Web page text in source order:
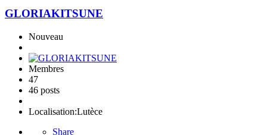
GLORIAKITSUNE
Nouveau
Membres
47
46 posts
Localisation:Lutèce
Share